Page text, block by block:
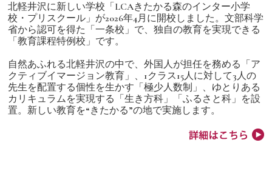
北軽井沢に新しい学校「LCAきたかる森のインター小学
校・プリスクール」が2026年4月に開校しました。文部科学
省から認可を得た「一条校」で、独自の教育を実現できる
「教育課程特例校」です。
自然あふれる北軽井沢の中で、外国人が担任を務める「ア
クティブイマージョン教育」、1クラス15人に対して3人の
先生を配置する個性を生かす「極少人数制」、ゆとりある
カリキュラムを実現する「生き方科」「ふるさと科」を設
置。新しい教育を“きたかる”の地で実施します。